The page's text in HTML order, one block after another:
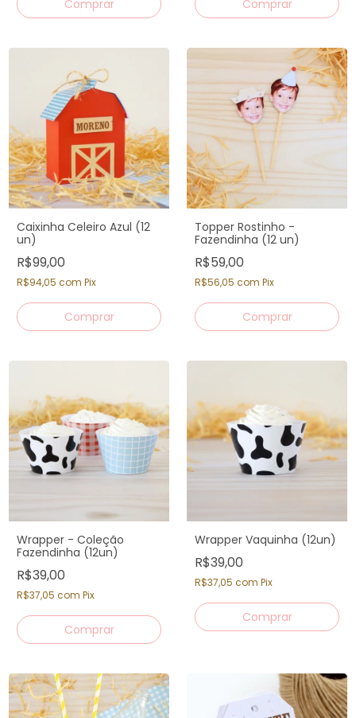
Caixinha Celeiro Azul (12
un)
R$99,00
R$94,05 com Pix
Topper Rostinho -
Fazendinha (12 un)
R$59,00
R$56,05 com Pix
Wrapper - Coleção
Fazendinha (12un)
R$39,00
R$37,05 com Pix
Wrapper Vaquinha (12un)
R$39,00
R$37,05 com Pix